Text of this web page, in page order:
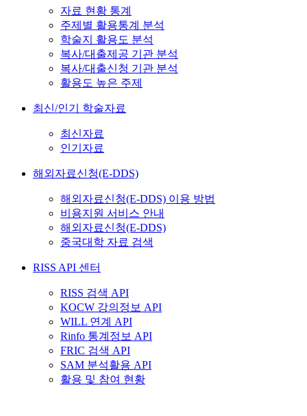
자료 현황 통계
주제별 활용통계 분석
학술지 활용도 분석
복사/대출제공 기관 분석
복사/대출신청 기관 분석
활용도 높은 주제
최신/인기 학술자료
최신자료
인기자료
해외자료신청(E-DDS)
해외자료신청(E-DDS) 이용 방법
비용지원 서비스 안내
해외자료신청(E-DDS)
중국대학 자료 검색
RISS API 센터
RISS 검색 API
KOCW 강의정보 API
WILL 연계 API
Rinfo 통계정보 API
FRIC 검색 API
SAM 분석활용 API
활용 및 참여 현황